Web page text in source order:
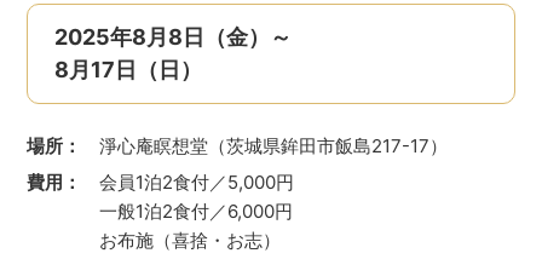
2025年8月8日（金）～
8月17日（日）
場所：
淨心庵瞑想堂（茨城県鉾田市飯島217-17）
費用：
会員1泊2食付／5,000円
一般1泊2食付／6,000円
お布施（喜捨・お志）